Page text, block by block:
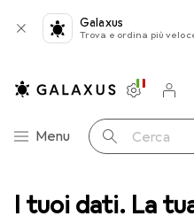
I tuoi dati. La
Galaxus
Trova e ordina più
Categoria Navigazione
Menu Cerca
Impostazioni
Conto
Liste di
Liste dei
Carrello
Bellezza + Salute Cura viso